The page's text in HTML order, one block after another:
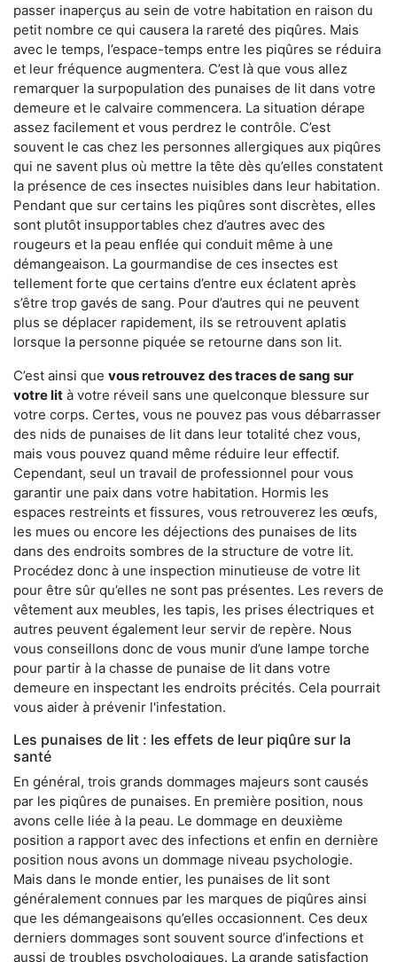
passer inaperçus au sein de votre habitation en raison du
petit nombre ce qui causera la rareté des piqûres. Mais
avec le temps, l’espace-temps entre les piqûres se réduira
et leur fréquence augmentera. C’est là que vous allez
remarquer la surpopulation des punaises de lit dans votre
demeure et le calvaire commencera. La situation dérape
assez facilement et vous perdrez le contrôle. C’est
souvent le cas chez les personnes allergiques aux piqûres
qui ne savent plus où mettre la tête dès qu’elles constatent
la présence de ces insectes nuisibles dans leur habitation.
Pendant que sur certains les piqûres sont discrètes, elles
sont plutôt insupportables chez d’autres avec des
rougeurs et la peau enflée qui conduit même à une
démangeaison. La gourmandise de ces insectes est
tellement forte que certains d’entre eux éclatent après
s’être trop gavés de sang. Pour d’autres qui ne peuvent
plus se déplacer rapidement, ils se retrouvent aplatis
lorsque la personne piquée se retourne dans son lit.
C’est ainsi que vous retrouvez des traces de sang sur
votre lit à votre réveil sans une quelconque blessure sur
votre corps. Certes, vous ne pouvez pas vous débarrasser
des nids de punaises de lit dans leur totalité chez vous,
mais vous pouvez quand même réduire leur effectif.
Cependant, seul un travail de professionnel pour vous
garantir une paix dans votre habitation. Hormis les
espaces restreints et fissures, vous retrouverez les œufs,
les mues ou encore les déjections des punaises de lits
dans des endroits sombres de la structure de votre lit.
Procédez donc à une inspection minutieuse de votre lit
pour être sûr qu’elles ne sont pas présentes. Les revers de
vêtement aux meubles, les tapis, les prises électriques et
autres peuvent également leur servir de repère. Nous
vous conseillons donc de vous munir d’une lampe torche
pour partir à la chasse de punaise de lit dans votre
demeure en inspectant les endroits précités. Cela pourrait
vous aider à prévenir l'infestation.
Les punaises de lit : les effets de leur piqûre sur la
santé
En général, trois grands dommages majeurs sont causés
par les piqûres de punaises. En première position, nous
avons celle liée à la peau. Le dommage en deuxième
position a rapport avec des infections et enfin en dernière
position nous avons un dommage niveau psychologie.
Mais dans le monde entier, les punaises de lit sont
généralement connues par les marques de piqûres ainsi
que les démangeaisons qu’elles occasionnent. Ces deux
derniers dommages sont souvent source d’infections et
aussi de troubles psychologiques. La grande satisfaction